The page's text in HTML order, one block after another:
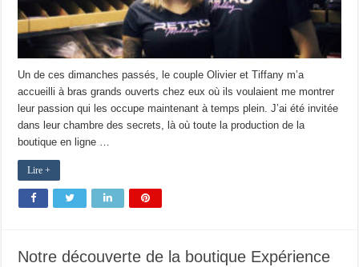
Un de ces dimanches passés, le couple Olivier et Tiffany m’a
accueilli à bras grands ouverts chez eux où ils voulaient me montrer
leur passion qui les occupe maintenant à temps plein. J’ai été invitée
dans leur chambre des secrets, là où toute la production de la
boutique en ligne …
Lire +
Notre découverte de la boutique Expérience